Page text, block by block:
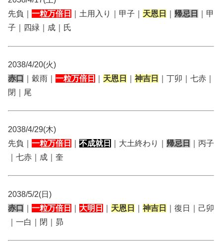
先負｜ 一粒万倍日 ｜土用入り｜甲子｜ 天恩日 帰忌日
｜甲
子｜四緑｜成｜氏
2038/4/20(火)
赤口
｜穀雨｜ 一粒万倍日 天恩日 神吉日
｜丁卯｜七赤｜
閉｜尾
2038/4/29(木)
先負｜ 一粒万倍日 不成就日 ｜大土終わり｜ 帰忌日
｜丙子
｜七赤｜成｜奎
2038/5/2(日)
赤口
一粒万倍日 大明日 天恩日 神吉日
｜復日｜己卯
｜一白｜閉｜昴